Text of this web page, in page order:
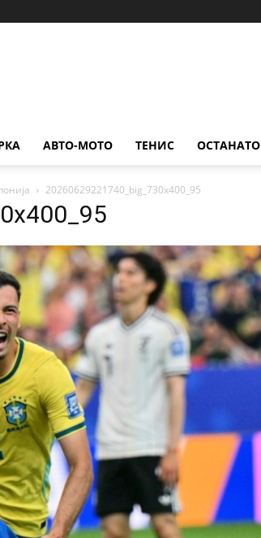
АВТО-МОТО ТЕНИС ОСТАНАТО
20260629221740_big_730x400_95